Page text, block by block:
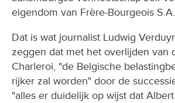
eigendom van Frère-Bourgeois S.A.
Dat is wat journalist Ludwig
zeggen dat met het overlijden van
Charleroi, "de Belgische
rijker zal worden" door de
"alles er duidelijk op wijst dat